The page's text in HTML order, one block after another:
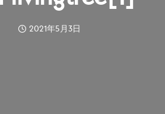
2021年5月3日